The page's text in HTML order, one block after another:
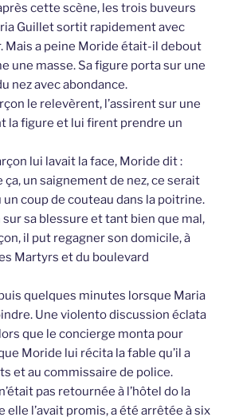
cette scène, les trois buveurs
Guillet sortit rapidement avec
Mais a peine Moride était-il debout
une masse. Sa figure porta sur une
nez avec abondance.
le relevèrent, l’assirent sur une
la figure et lui firent prendre un
lui lavait la face, Moride dit :
ça, un saignement de nez, ce serait
un coup de couteau dans la poitrine.
sur sa blessure et tant bien que mal,
il put regagner son domicile, à
Martyrs et du boulevard
quelques minutes lorsque Maria
Une violento discussion éclata
que le concierge monta pour
Moride lui récita la fable qu’il a
et au commissaire de police.
pas retournée à l’hôtel do la
elle l’avait promis, a été arrêtée à six